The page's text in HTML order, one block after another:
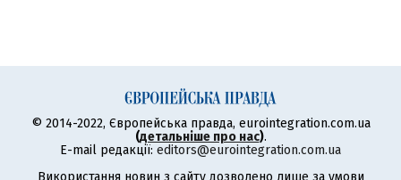
© 2014-2022, Європейська правда, eurointegration.com.ua
(детальніше про нас).
E-mail редакції: editors@eurointegration.com.ua
Використання новин з сайту дозволено лише за умови